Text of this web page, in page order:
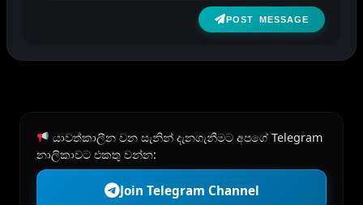
POST MESSAGE
යාවත්කාලීන වන සැනින් දැනගැනීමට අපගේ Telegram
නාලිකාවට එකතු වන්න:
Join Telegram Channel